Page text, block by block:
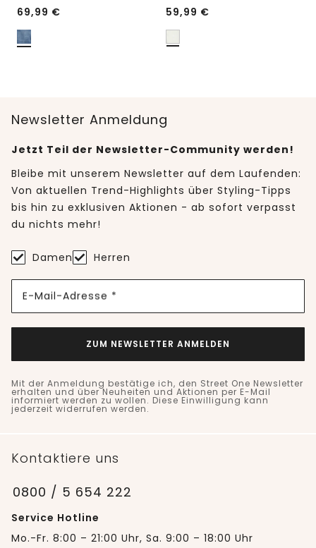
69,99 € 59,99 €
Newsletter Anmeldung
Jetzt Teil der Newsletter-Community werden!
Bleibe mit unserem Newsletter auf dem Laufenden:
Von aktuellen Trend-Highlights über Styling-Tipps
bis hin zu exklusiven Aktionen - ab sofort verpasst
du nichts mehr!
Damen Herren
E-Mail-Adresse *
ZUM NEWSLETTER ANMELDEN
Mit der Anmeldung bestätige ich, den Street One Newsletter
erhalten und über Neuheiten und Aktionen per E-Mail
informiert werden zu wollen. Diese Einwilligung kann
jederzeit widerrufen werden.
Kontaktiere uns
0800 / 5 654 222
Service Hotline
Mo.-Fr. 8:00 – 21:00 Uhr, Sa. 9:00 – 18:00 Uhr